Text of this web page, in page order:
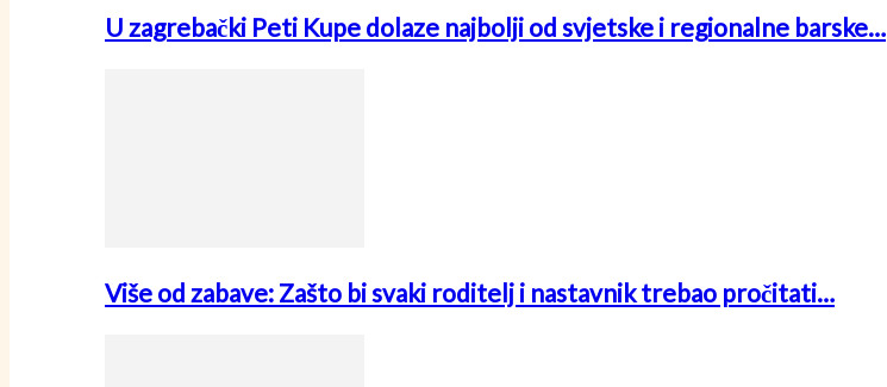
U zagrebački Peti Kupe dolaze najbolji od svjetske i regionalne barske…
Više od zabave: Zašto bi svaki roditelj i nastavnik trebao pročitati…